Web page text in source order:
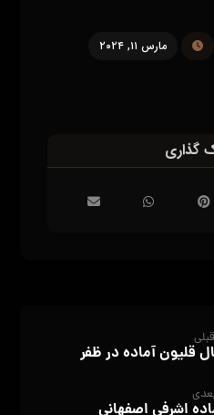
مارس ۱۱, ۲۰۲۴
قبلی
قلیون آماده در ظفر
اشرفی اصفهانی